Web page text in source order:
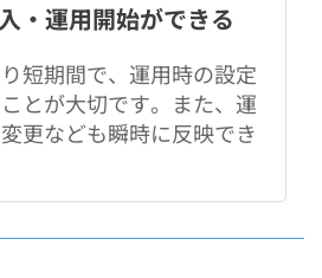
・運用開始ができる
短期間で、運用時の設定
とが大切です。また、運
更なども瞬時に反映でき